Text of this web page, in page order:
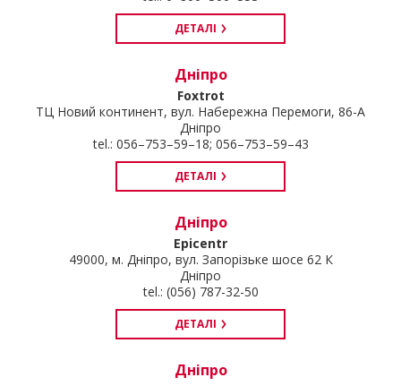
ДЕТАЛІ
Дніпро
Foxtrot
ТЦ Новий континент, вул. Набережна Перемоги, 86-А
Дніпро
tel.: 056–753–59–18; 056–753–59–43
ДЕТАЛІ
Дніпро
Epicentr
49000, м. Дніпро, вул. Запорізьке шосе 62 К
Дніпро
tel.: (056) 787-32-50
ДЕТАЛІ
Дніпро